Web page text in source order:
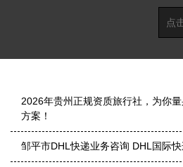
2026年贵州正规资质旅行社，为你
方案！
邹平市DHL快递业务咨询 DHL国际